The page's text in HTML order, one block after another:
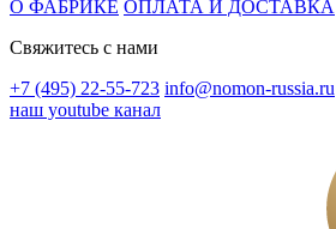
О ФАБРИКЕ ОПЛАТА И ДОСТАВКА
Свяжитесь с нами
+7 (495) 22-55-723 info@nomon-russia.ru
наш youtube канал